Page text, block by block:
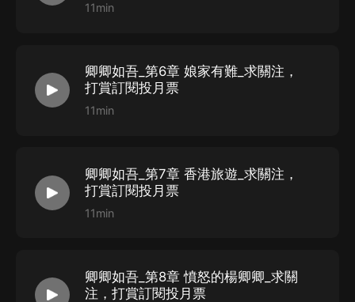
11min
卿卿如吾_第6章 娘家有難_求關注，
打賞訂閱投月票
11min
卿卿如吾_第7章 香港旅遊_求關注，
打賞訂閱投月票
11min
卿卿如吾_第8章 憤怒的楊卿卿_求關
注，打賞訂閱投月票